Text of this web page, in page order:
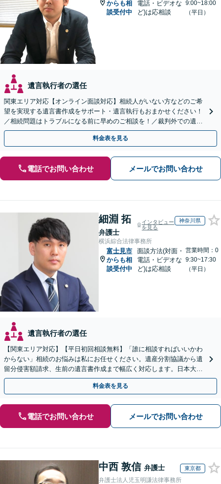
からも相
談受付中
電話・ビデオな
ど)は応相談
9:00~18:00
（平日）
遺言執行者の選任
関東エリア対応【オンライン面談対応】相続人がいない方などのご希
望を実現する遺言書作成をサポート・遺言執行もおまかせください！
／相続問題はトラブルになる前に早めのご相談を！／裁判外での遺産
分割協議の経験多数【完全個室】
料金表を見る
電話でお問い合わせ メールでお問い合わせ
細淵 拓
弁護士
インタビュー
を見る
神奈川県
横浜綜合法律事務所
富士見市
からも相
談受付中
面談方法(対面・
電話・ビデオな
ど)は応相談
営業時間：0
9:30~17:30
（平日）
遺言執行者の選任
【関東エリア対応】【平日初回相談無料】「誰に相談すればいいかわ
からない」相続のお悩みは私にお任せください。遺産分割協議から遺
留分侵害額請求、生前の遺言書作成まで幅広く対応します。日本大通
り駅直結でアクセス良好。
料金表を見る
電話でお問い合わせ メールでお問い合わせ
中西 敦信 弁護士 東京都
弁護士法人児玉明謙法律事務所